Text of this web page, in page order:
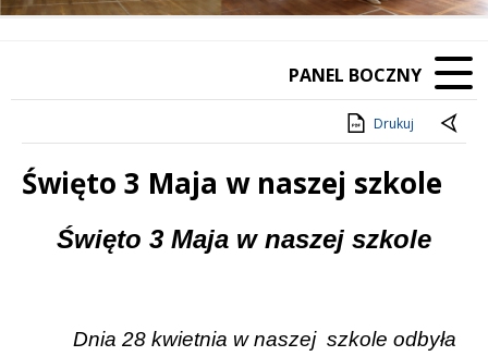
PANEL BOCZNY
Drukuj
Święto 3 Maja w naszej szkole
Treść
Święto 3 Maja w naszej szkole
Dnia 28 kwietnia w naszej szkole odbyła